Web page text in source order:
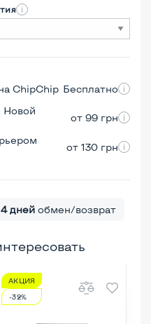
ChipChip Бесплатно
Новой
от 99 грн
от 130 грн
дней обмен/возврат
АКЦИЯ
-32%